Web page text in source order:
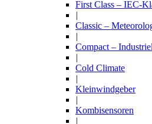
First Class – IEC-
|
Classic –
|
Compact –
|
Cold Climate
|
Kleinwindgeber
|
Kombisensoren
|